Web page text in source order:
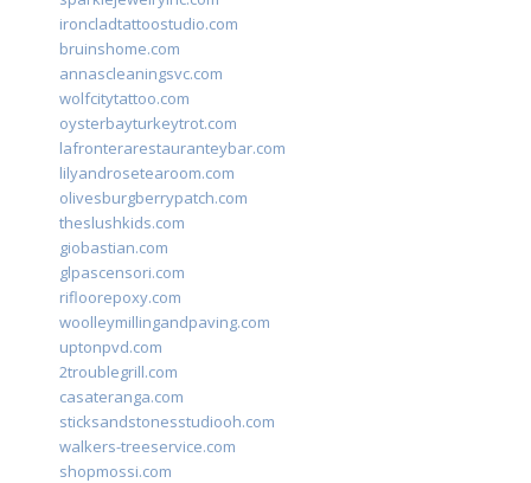
ironcladtattoostudio.com
bruinshome.com
annascleaningsvc.com
wolfcitytattoo.com
oysterbayturkeytrot.com
lafronterarestauranteybar.com
lilyandrosetearoom.com
olivesburgberrypatch.com
theslushkids.com
giobastian.com
glpascensori.com
rifloorepoxy.com
woolleymillingandpaving.com
uptonpvd.com
2troublegrill.com
casateranga.com
sticksandstonesstudiooh.com
walkers-treeservice.com
shopmossi.com